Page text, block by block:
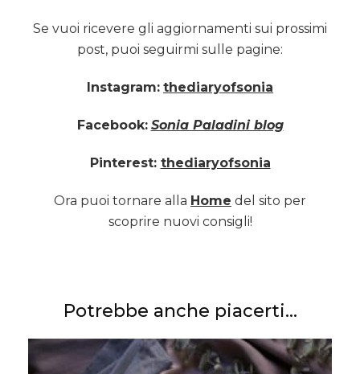
Se vuoi ricevere gli aggiornamenti sui prossimi
post, puoi seguirmi sulle pagine:
Instagram: thediaryofsonia
Facebook: Sonia Paladini blog
Pinterest: thediaryofsonia
Ora puoi tornare alla Home del sito per
scoprire nuovi consigli!
Potrebbe anche piacerti...